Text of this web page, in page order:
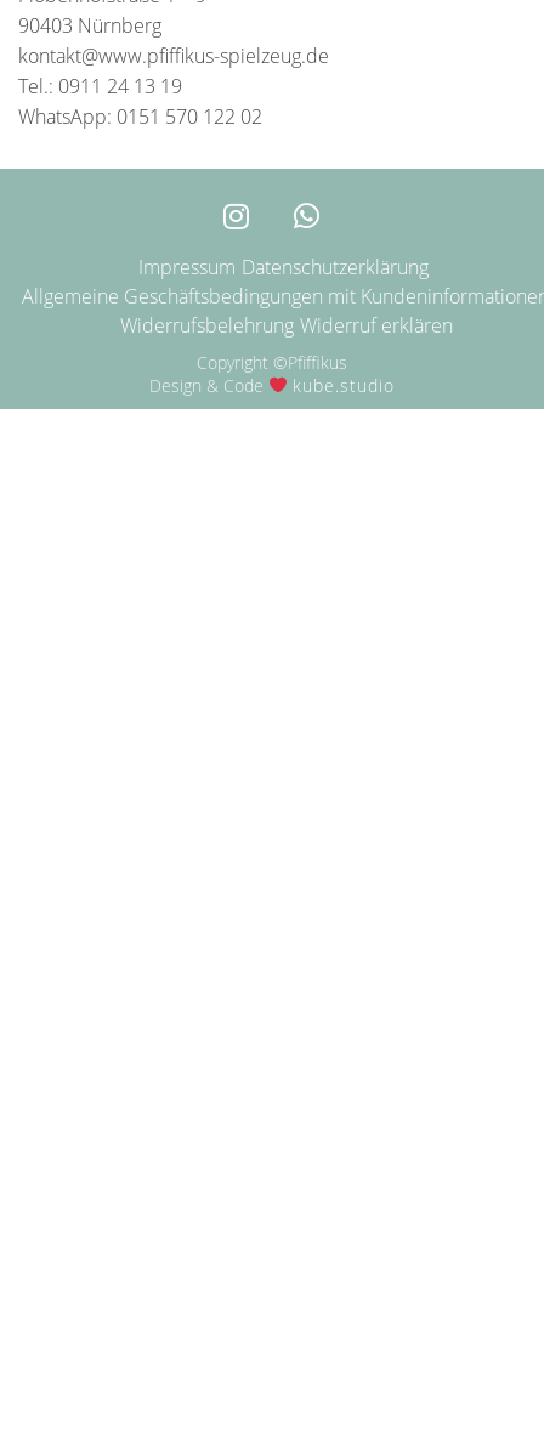
90403 Nürnberg
kontakt@www.pfiffikus-spielzeug.de
Tel.: 0911 24 13 19
WhatsApp: 0151 570 122 02
Copyright ©Pfiffikus
Design & Code
kube.studio
Impressum Datenschutzerklärung
Allgemeine Geschäftsbedingungen mit
Widerrufsbelehrung Widerruf erklären